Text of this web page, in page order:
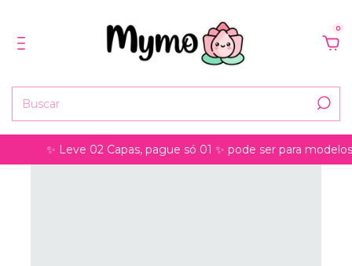
0
✨ Leve 02 Capas, pague só 01 ✨ pode ser para modelos